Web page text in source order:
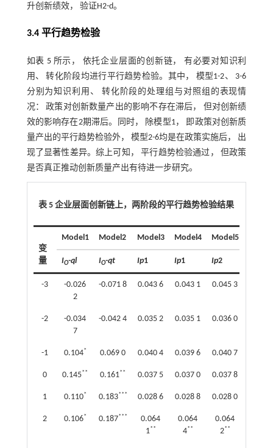
升创新绩效， 验证H2-d。
3.4 平行趋势检验
如表 5所示， 依托企业层面的创新链， 有必要对知识利
用、 转化阶段均进行平行趋势检验。其中， 模型1-2、 3-6
分别为知识利用、 转化阶段的处理组与对照组的表现情
况： 政策对创新数量产出的影响不存在滞后， 但对创新绩
效的影响存在2期滞后。同时， 除模型1， 即政策对创新质
量产出的平行趋势检验外， 模型2-6均是在政策实施后， 出
现了显著性差异。综上可知， 平行趋势检验通过， 但政策
是否真正推动创新质量产出有待进一步研究。
表 5 企业层面创新链上，两阶段的平行趋势检验结果
变
量
Model1 Model2 Model3 Model4 Model5
IO-ql IO-qt Ip1 Ip1 Ip2
-3
-0.026
2
-0.071 8 0.043 6 0.043 1 0.045 3
-2
-0.034
7
-0.042 4 0.035 2 0.035 1 0.036 0
-1 0.104* 0.069 0 0.040 4 0.039 6 0.040 7
0 0.145** 0.161** 0.037 5 0.037 0 0.037 8
1 0.110* 0.183*** 0.028 6 0.028 8 0.028 0
2 0.106* 0.187***
0.064
1**
0.064
4**
0.064
2**